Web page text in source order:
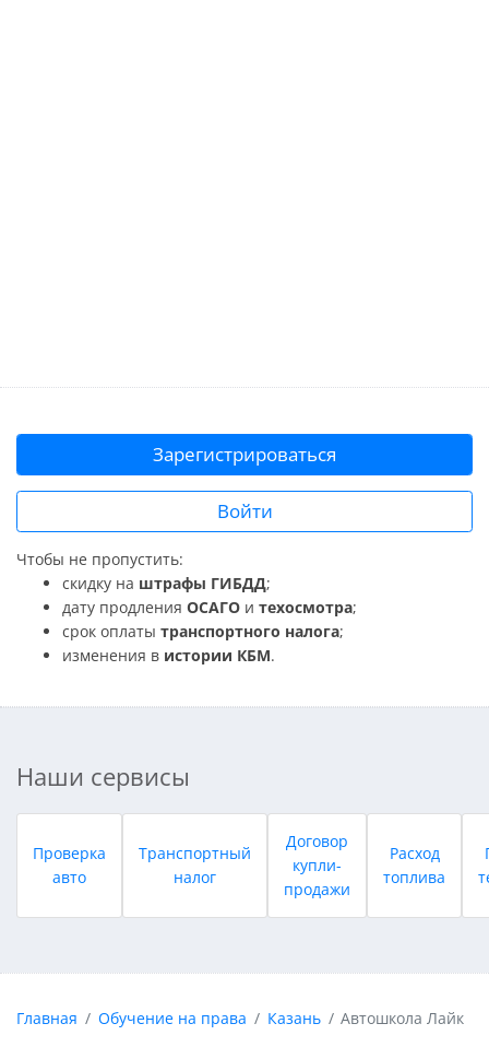
Зарегистрироваться
Войти
Чтобы не пропустить:
скидку на штрафы ГИБДД;
дату продления ОСАГО и техосмотра;
срок оплаты транспортного налога;
изменения в истории КБМ.
Наши сервисы
Проверка
авто
Транспортный
налог
Договор
купли-
продажи
Расход
топлива
Главная Обучение на права Казань Автошкола Лайк